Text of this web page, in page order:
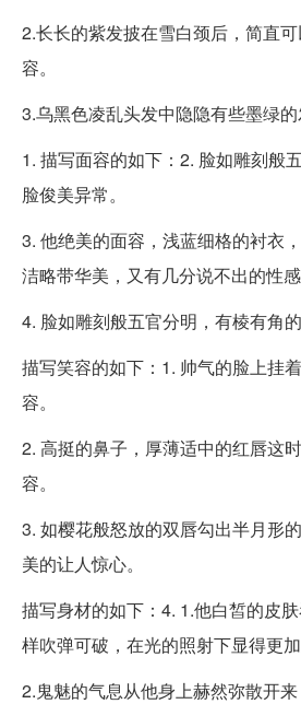
2.长长的紫发披在雪白颈后，简直
容。
3.乌黑色凌乱头发中隐隐有些墨绿的
1. 描写面容的如下：2. 脸如雕刻般
脸俊美异常。
3. 他绝美的面容，浅蓝细格的衬衣
洁略带华美，又有几分说不出的性感
4. 脸如雕刻般五官分明，有棱有角的
描写笑容的如下：1. 帅气的脸上挂
容。
2. 高挺的鼻子，厚薄适中的红唇这
容。
3. 如樱花般怒放的双唇勾出半月形
美的让人惊心。
描写身材的如下：4. 1.他白皙的皮
样吹弹可破，在光的照射下显得更加
2.鬼魅的气息从他身上赫然弥散开